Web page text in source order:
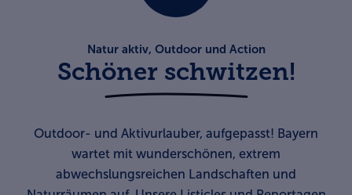
Natur aktiv, Outdoor und Action
Schöner schwitzen!
Outdoor- und Aktivurlauber, aufgepasst! Bayern
wartet mit wunderschönen, extrem
abwechslungsreichen Landschaften und